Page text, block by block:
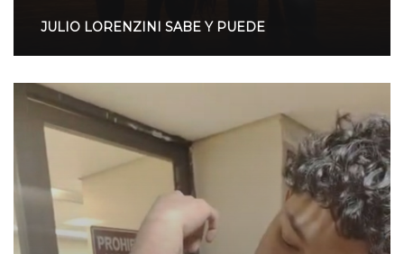
JULIO LORENZINI SABE Y PUEDE